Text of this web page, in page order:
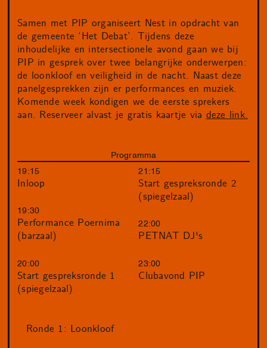
Samen met PIP organiseert Nest in opdracht van
de gemeente ‘Het Debat’. Tijdens deze
inhoudelijke en intersectionele avond gaan we bij
PIP in gesprek over twee belangrijke onderwerpen:
de loonkloof en veiligheid in de nacht. Naast deze
panelgesprekken zijn er performances en muziek.
Komende week kondigen we de eerste sprekers
aan. Reserveer alvast je gratis kaartje via deze link.
Programma
19:15
Inloop
19:30
Performance Poernima
(barzaal)
20:00
Start gespreksronde 1
(spiegelzaal)
21:15
Start gespreksronde 2
(spiegelzaal)
22:00
PETNAT DJ's
23:00
Clubavond PIP
Ronde 1: Loonkloof